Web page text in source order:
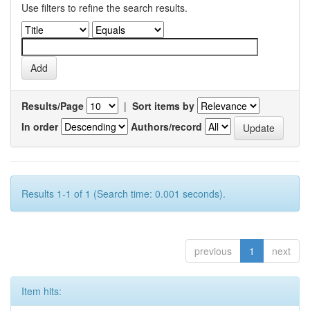
Use filters to refine the search results.
Results/Page | Sort items by
In order
Authors/record
Results 1-1 of 1 (Search time: 0.001 seconds).
previous 1 next
Item hits: